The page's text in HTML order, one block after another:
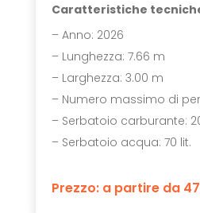
Caratteristiche
– Anno: 2026
– Lunghezza: 7.66 m
– Larghezza: 3.00 m
– Numero massimo di
– Serbatoio carburante:
– Serbatoio acqua: 70 lit.
Prezzo: a partire da